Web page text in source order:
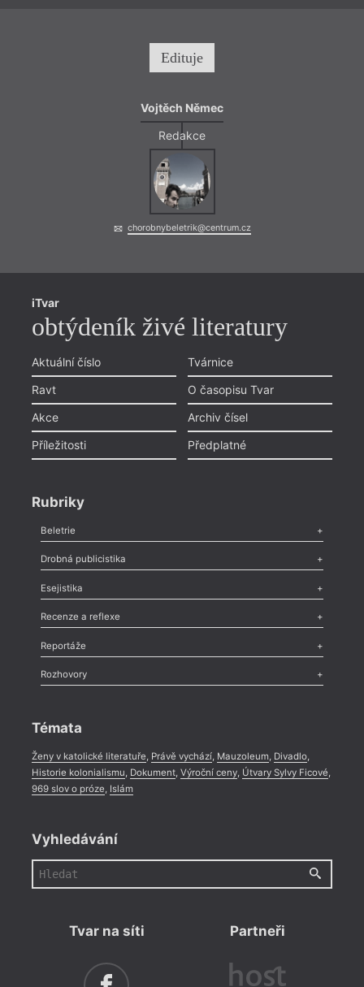
Edituje
Vojtěch Němec
Redakce
chorobnybeletrik@centrum.cz
iTvar
obtýdeník živé literatury
Aktuální číslo
Ravt
Akce
Příležitosti
Tvárnice
O časopisu Tvar
Archiv čísel
Předplatné
Rubriky
Beletrie
Poezie,Próza,Dokumenty
Drobná publicistika
Odlesk
Nekrolog,Glosa,Sloupek,Pozvánka,Literární soutěž,
Esejistika
Esej ,Pádlo,Úvaha
Recenze a reflexe
Recenze
Méně slov o próze,Celá rubrika
Reportáže
Literární zítřky
Celá rubrika
Rozhovory
Témata
Ženy v katolické literatuře, Právě vychází, Mauzoleum, Divadlo,
Historie kolonialismu, Dokument, Výroční ceny, Útvary Sylvy Ficové,
969 slov o próze, Islám
Vyhledávání
Tvar na síti Partneři